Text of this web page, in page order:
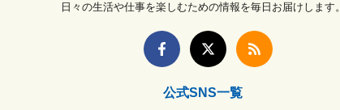
日々の生活や仕事を楽しむための情報を毎日お届けします。
公式SNS一覧